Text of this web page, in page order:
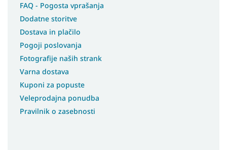
FAQ - Pogosta vprašanja
Dodatne storitve
Dostava in plačilo
Pogoji poslovanja
Fotografije naših strank
Varna dostava
Kuponi za popuste
Veleprodajna ponudba
Pravilnik o zasebnosti